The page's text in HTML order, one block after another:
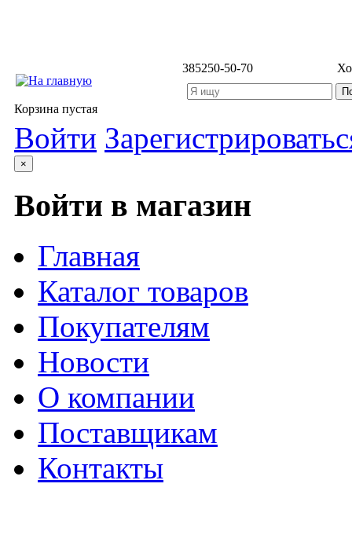
385250-50-70
Корзина пустая
Войти
×
Войти в магазин
Главная
Каталог товаров
Покупателям
Новости
О компании
Поставщикам
Контакты